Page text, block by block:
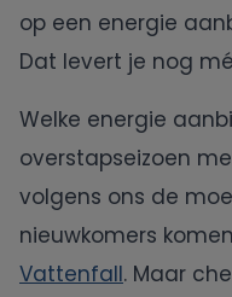
op een energie
Dat levert je nog
Welke energie
overstapseizoen
volgens ons de
nieuwkomers
Vattenfall. Maar